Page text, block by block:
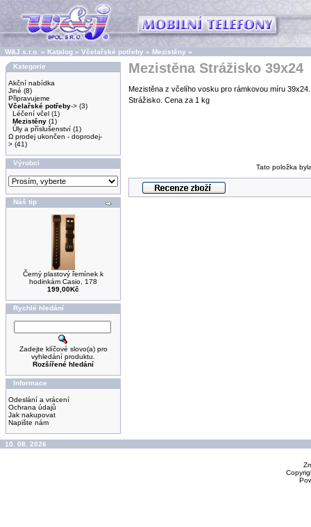
W&J s.r.o. » Katalog » Včelařské potřeby » Mezistěny »
Kategorie
Akční nabídka
Jiné (8)
Připravujeme
Včelařské potřeby-> (3)
Léčení včel (1)
Mezistěny (1)
Úly a příslušenství (1)
Ω prodej ukončen - doprodej-
> (41)
Výrobci
Náš tip
Černý plastový řemínek k
hodinkám Casio, 178
199,00Kč
Rychlé hledání
Zadejte klíčové slovo(a) pro
vyhledání produktu.
Rozšířené hledání
Informace
Odeslání a vrácení
Ochrana údajů
Jak nakupovat
Napište nám
Mezistěna Strážisko 39x24
Mezistěna z včelího vosku pro rámkovou míru
Strážisko. Cena za 1 kg
Tato položka
10. 08. 2026